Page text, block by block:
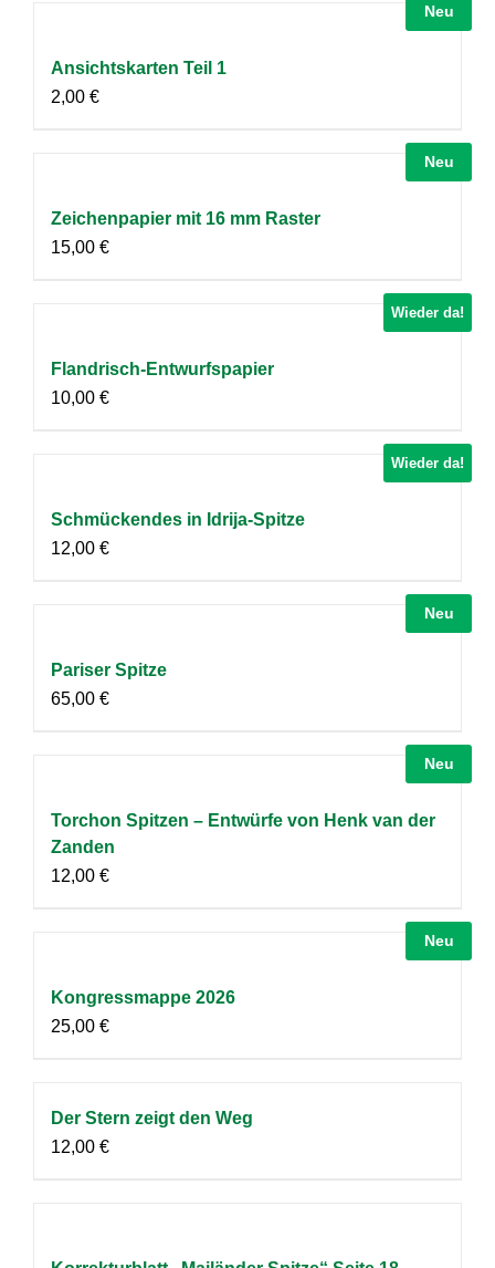
Neu
Ansichtskarten Teil 1
2,00 €
Neu
Zeichenpapier mit 16 mm Raster
15,00 €
Wieder da!
Flandrisch-Entwurfspapier
10,00 €
Wieder da!
Schmückendes in Idrija-Spitze
12,00 €
Neu
Pariser Spitze
65,00 €
Neu
Torchon Spitzen – Entwürfe von Henk van der
Zanden
12,00 €
Neu
Kongressmappe 2026
25,00 €
Der Stern zeigt den Weg
12,00 €